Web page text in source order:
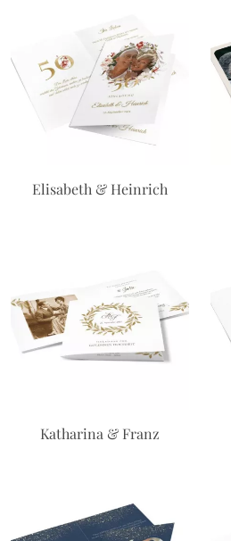
Elisabeth & Heinrich
Katharina & Franz